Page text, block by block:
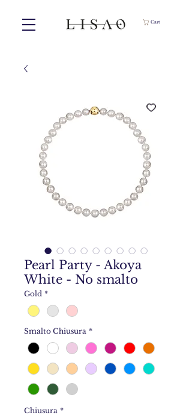
Cart
Pearl Party - Akoya
White - No smalto
Gold *
Smalto Chiusura *
Chiusura *